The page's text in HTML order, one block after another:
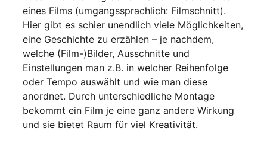
eines Films (umgangssprachlich: Filmschnitt).
Hier gibt es schier unendlich viele Möglichkeiten,
eine Geschichte zu erzählen – je nachdem,
welche (Film-)Bilder, Ausschnitte und
Einstellungen man z.B. in welcher Reihenfolge
oder Tempo auswählt und wie man diese
anordnet. Durch unterschiedliche Montage
bekommt ein Film je eine ganz andere Wirkung
und sie bietet Raum für viel Kreativität.